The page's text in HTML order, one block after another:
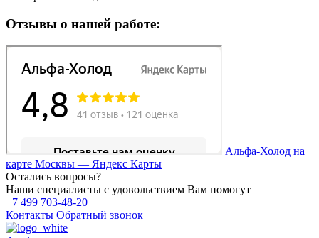
Отзывы о нашей работе:
Альфа-Холод на
карте Москвы — Яндекс Карты
Остались вопросы?
Наши специалисты с удовольствием Вам помогут
+7 499 703-48-20
Контакты Обратный звонок